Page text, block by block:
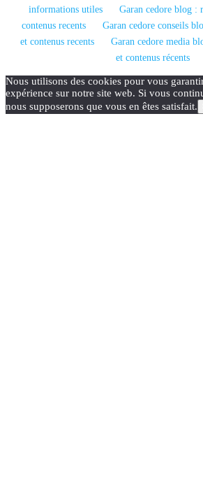
informations utiles
Garan cedore blog :
contenus recents
Garan cedore conseils
et contenus recents
Garan cedore media
et contenus récents
Nous utilisons des cookies pour vous
expérience sur notre site web. Si vous
nous supposerons que vous en êtes satisfait.